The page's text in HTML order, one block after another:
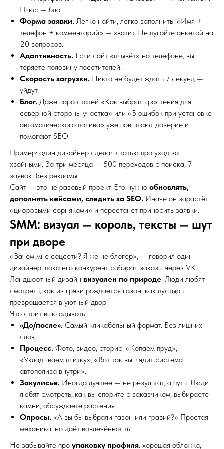
Плюс — блог.
Форма заявки. Легко найти, легко заполнить. «Имя +
телефон + комментарий» — хватит. Не пугайте анкетой на
20 вопросов.
Адаптивность. Если сайт «плывёт» на телефоне, вы
теряете половину посетителей.
Скорость загрузки. Никто не будет ждать 7 секунд —
уйдут.
Блог. Даже пара статей «Как выбрать растения для
северной стороны участка» или «5 ошибок при установке
автоматического полива» уже повышают доверие и
помогают SEO.
Пример: один дизайнер сделал статью про уход за
хвойными. За три месяца — 500 переходов с поиска, 7
заявок. Без рекламы.
Сайт — это не разовый проект. Его нужно обновлять,
дополнять кейсами, следить за SEO. Иначе он зарастёт
«цифровыми сорняками» и перестанет приносить заявки.
SMM: визуал — король, тексты — шут
при дворе
«Зачем мне соцсети? Я же не блогер», — говорил один
дизайнер, пока его конкурент собирал заказы через VK.
Ландшафтный дизайн визуален по природе. Люди любят
смотреть, как из грязи рождается газон, как пустырь
превращается в уютный двор.
Что стоит выкладывать:
«До/после». Самый кликабельный формат. Без лишних
слов.
Процесс. Фото, видео, сторис: «Копаем пруд»,
«Укладываем плитку», «Вот так выглядит система
автополива внутри».
Закулисье. Иногда лучшее — не результат, а путь. Люди
любят смотреть, как вы спорите с заказчиком, выбираете
камни, обсуждаете растения.
Опросы. «А вы бы выбрали газон или гравий?» Простая
механика, но даёт вовлечённость.
Не забывайте про упаковку профиля: хорошая обложка,